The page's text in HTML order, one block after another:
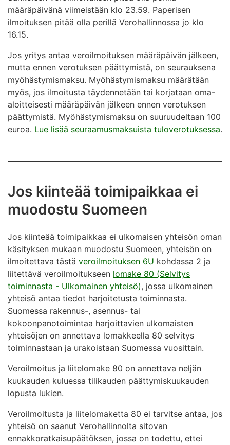
määräpäivänä viimeistään klo 23.59. Paperisen
ilmoituksen pitää olla perillä Verohallinnossa jo klo
16.15.
Jos yritys antaa veroilmoituksen määräpäivän jälkeen,
mutta ennen verotuksen päättymistä, on seurauksena
myöhästymismaksu. Myöhästymismaksu määrätään
myös, jos ilmoitusta täydennetään tai korjataan oma-
aloitteisesti määräpäivän jälkeen ennen verotuksen
päättymistä. Myöhästymismaksu on suuruudeltaan 100
euroa. Lue lisää seuraamusmaksuista tuloverotuksessa.
Jos kiinteää toimipaikkaa ei
muodostu Suomeen
Jos kiinteää toimipaikkaa ei ulkomaisen yhteisön oman
käsityksen mukaan muodostu Suomeen, yhteisön on
ilmoitettava tästä veroilmoituksen 6U kohdassa 2 ja
liitettävä veroilmoitukseen lomake 80 (Selvitys
toiminnasta - Ulkomainen yhteisö), jossa ulkomainen
yhteisö antaa tiedot harjoitetusta toiminnasta.
Suomessa rakennus-, asennus- tai
kokoonpanotoimintaa harjoittavien ulkomaisten
yhteisöjen on annettava lomakkeella 80 selvitys
toiminnastaan ja urakoistaan Suomessa vuosittain.
Veroilmoitus ja liitelomake 80 on annettava neljän
kuukauden kuluessa tilikauden päättymiskuukauden
lopusta lukien.
Veroilmoitusta ja liitelomaketta 80 ei tarvitse antaa, jos
yhteisö on saanut Verohallinnolta sitovan
ennakkoratkaisupäätöksen, jossa on todettu, ettei